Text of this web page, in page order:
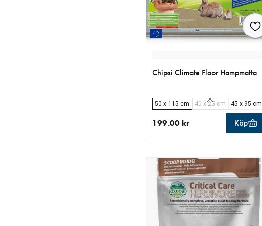
Chipsi Climate Floor Hampmatta
50 x 115 cm 40 x 25 cm 45 x 95 cm
199.00 kr Köp